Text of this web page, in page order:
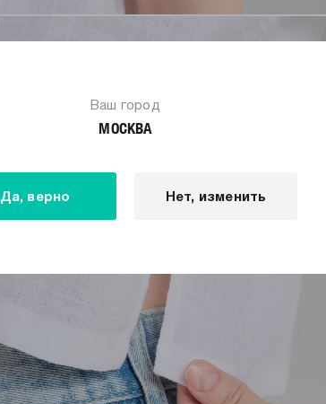
Ваш город
МОСКВА
Да, верно Нет, изменить